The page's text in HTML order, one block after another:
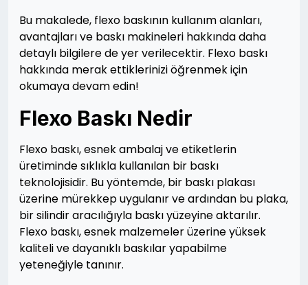
Bu makalede, flexo baskının kullanım alanları,
avantajları ve baskı makineleri hakkında daha
detaylı bilgilere de yer verilecektir. Flexo baskı
hakkında merak ettiklerinizi öğrenmek için
okumaya devam edin!
Flexo Baskı Nedir
Flexo baskı, esnek ambalaj ve etiketlerin
üretiminde sıklıkla kullanılan bir baskı
teknolojisidir. Bu yöntemde, bir baskı plakası
üzerine mürekkep uygulanır ve ardından bu plaka,
bir silindir aracılığıyla baskı yüzeyine aktarılır.
Flexo baskı, esnek malzemeler üzerine yüksek
kaliteli ve dayanıklı baskılar yapabilme
yeteneğiyle tanınır.